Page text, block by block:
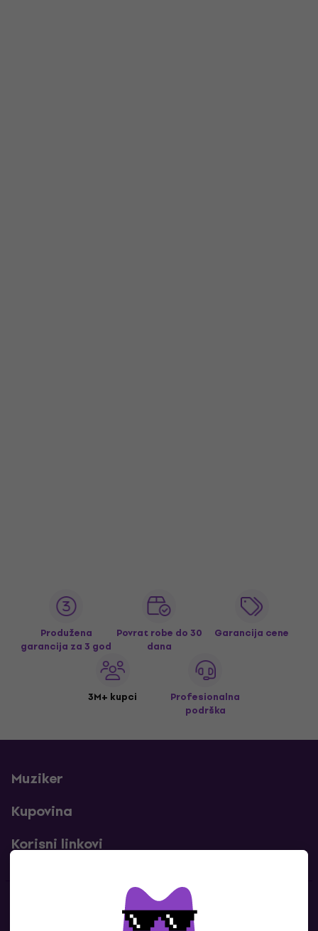
Produžena
garancija za 3 god
Povrat robe do 30
dana
Garancija cene
3M+ kupci
Profesionalna
podrška
Muziker
Kupovina
Korisni linkovi
Kontakti